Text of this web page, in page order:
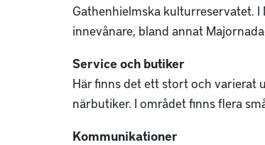
Gathenhielmska kulturreservatet.
innevånare, bland annat
Service och butiker
Här finns det ett stort och varierat
närbutiker. I området finns flera
Kommunikationer